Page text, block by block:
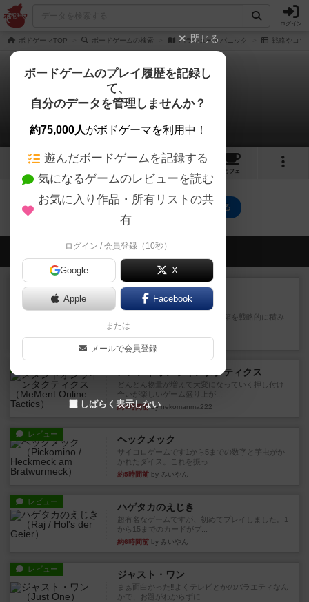
ログイン
ボドゲーマTOP ボードゲームの検索 パラシュートパニック 戦略やコツ
パラシュートパニック
0件の戦略やコツ
1 5
カフェ
パラシュートパニックのトップに戻る
会員の新しい投稿
ルール/インスト
マーケットフレッシュ
目的あなたの店先に農産物の木箱を戦略的に積み
重ねて在庫を最大化し、競合...
約4時間前by jurong
メメントオンラインタクティクス
どんどん物量が増えて大変になっていく押し付け
合いが楽しいゲーム盛り上が...
約4時間前by nekomanma222
レビュー ヘックメック
サイコロゲームです1から5までの数字と芋虫がか
かれたダイス。これを振っ...
約5時間前 by みいやん
レビュー ハゲタカのえじき
超有名なゲームですが、初めてプレイしました。1
から15までのカードがプ...
約6時間前 by みいやん
レビュー ジャスト・ワン
まぁ面白かった‼️よくテレビとかのバラエティなん
かで、お題がわからずに...
閉じる
ボードゲームのプレイ履歴を記録し
て、
自分のデータを管理しませんか？
約75,000人がボドゲーマを利用中！
遊んだボードゲームを記録する
気になるゲームのレビューを読む
お気に入り作品・所有リストの共
有
ログイン / 会員登録（10秒）
Google X
Apple Facebook
または
メールで会員登録
しばらく表示しない